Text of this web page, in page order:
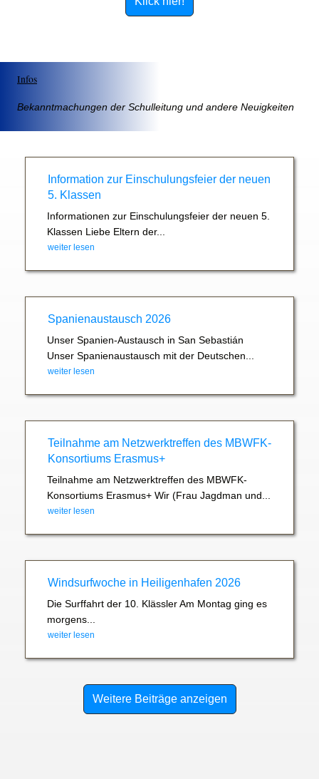
Infos
Bekanntmachungen der Schulleitung und andere Neuigkeiten
Information zur Einschulungsfeier der neuen
5. Klassen
Informationen zur Einschulungsfeier der neuen 5.
Klassen Liebe Eltern der...
weiter lesen
Spanienaustausch 2026
Unser Spanien-Austausch in San Sebastián
Unser Spanienaustausch mit der Deutschen...
weiter lesen
Teilnahme am Netzwerktreffen des MBWFK-
Konsortiums Erasmus+
Teilnahme am Netzwerktreffen des MBWFK-
Konsortiums Erasmus+ Wir (Frau Jagdman und...
weiter lesen
Windsurfwoche in Heiligenhafen 2026
Die Surffahrt der 10. Klässler Am Montag ging es
morgens...
weiter lesen
Weitere Beiträge anzeigen